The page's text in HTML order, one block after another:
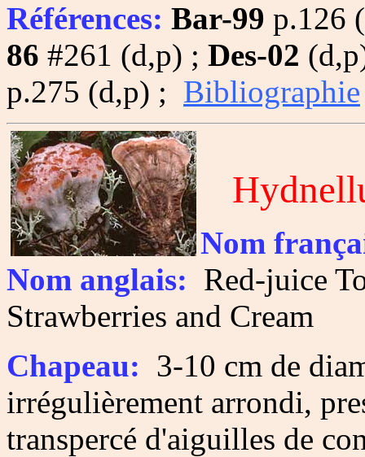
Références: Bar-99 p.126
86 #261 (d,p) ; Des-02
p.275 (d,p) ; Bibliographie
Nom
Nom anglais: Red-juice
Strawberries and Cream
Chapeau: 3-10 cm de
irrégulièrement arrondi,
transpercé d'aiguilles de